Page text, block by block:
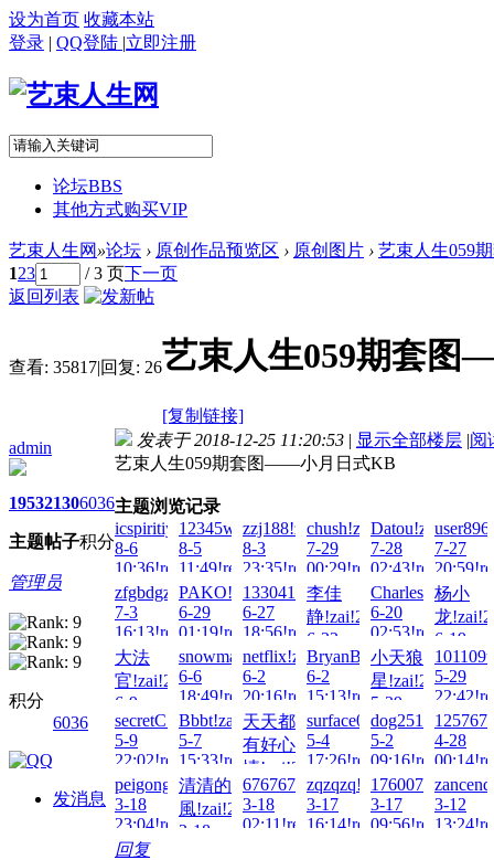
设为首页 收藏本站
登录 | QQ登陆 |立即注册
论坛BBS
其他方式购买VIP
艺束人生网 »论坛 › 原创作品预览区 › 原创图片 › 艺束人生059
123 / 3 页下一页
返回列表
查看: 35817|回复: 26艺束人生059期套
[复制链接]
admin
1953
主题
2130
帖子
6036
积分
管理员
积分
6036
发消息
发表于 2018-12-25 11:20:53 | 显示全部楼层 |阅
艺束人生059期套图——小月日式KB
主题浏览记录
icspiritiy!zai!2026-
8-6
10:36!read!
12345wto!zai!2026-
8-5
11:49!read!
zzj188!zai!2026-
8-3
23:35!read!
chush!zai!2026-
7-29
00:29!read!
Datou!zai!2026-
7-28
02:43!read!
7-27
zfgbdgzaerg!zai!2026-
7-3
16:13!read!
PAKO!zai!2026-
6-29
01:19!read!
133041497007!zai!2026-
6-27
18:56!read!
李佳
静!zai!2026-
6-22
03:39!read!
6-20
02:53!read!
杨小
龙
6-19
大法
官!zai!2026-
6-9
15:02!read!
snowmaker!zai!2026-
6-6
18:49!read!
netflix!zai!2026-
6-2
20:16!read!
BryanBot!zai!2026-
6-2
15:13!read!
小天狼
星!zai!2026-
5-29
23:56!read!
5-29
secretC!zai!2026-
5-9
22:02!read!
Bbbt!zai!2026-
5-7
15:33!read!
天天都
有好心
情!zai!2026-
5-5
21:33!read!
surface04!zai!2026-
5-4
17:26!read!
5-2
09:16!read!
4-28
peigong1027!zai!2026-
3-18
23:04!read!
清清的
風!zai!2026-
3-18
676767!zai!2026-
3-18
02:11!read!
zqzqzq!zai!2026-
3-17
16:14!read!
3-17
09:56!read!
3-12
回复